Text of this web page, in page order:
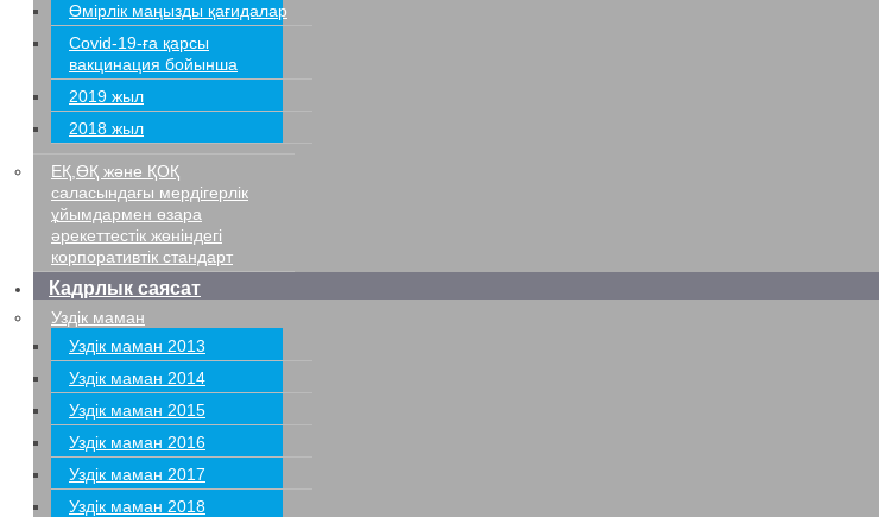
Өмірлік маңызды қағидалар
Covid-19-ға қарсы
вакцинация бойынша
2019 жыл
2018 жыл
ЕҚ,ӨҚ және ҚОҚ
саласындағы мердігерлік
ұйымдармен өзара
әрекеттестік жөніндегі
корпоративтік стандарт
Кадрлык саясат
Уздік маман
Уздік маман 2013
Уздік маман 2014
Уздік маман 2015
Уздік маман 2016
Уздік маман 2017
Уздік маман 2018